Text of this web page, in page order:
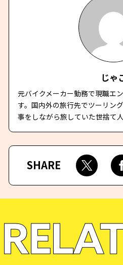
じゃ
元バイクメーカー勤務で現職エ
す。国内外の旅行先でツーリン
事をしながら旅していた世捨て人
SHARE